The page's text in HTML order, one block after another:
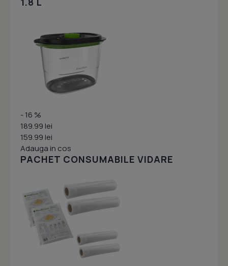
- 16 %
189.99 lei
159.99 lei
Adauga in cos
PACHET CONSUMABILE VIDARE